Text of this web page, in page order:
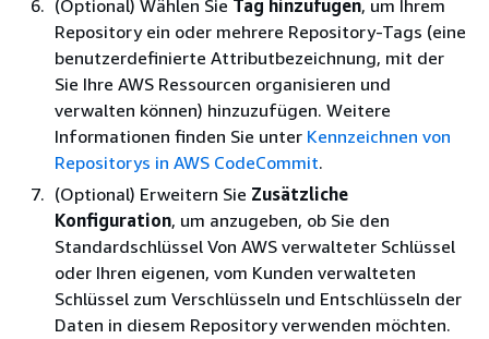
(Optional) Wählen Sie Tag hinzufügen, um Ihrem
Repository ein oder mehrere Repository-Tags (eine
benutzerdefinierte Attributbezeichnung, mit der
Sie Ihre AWS Ressourcen organisieren und
verwalten können) hinzuzufügen. Weitere
Informationen finden Sie unter Kennzeichnen von
Repositorys in AWS CodeCommit.
(Optional) Erweitern Sie Zusätzliche
Konfiguration, um anzugeben, ob Sie den
Standardschlüssel Von AWS verwalteter Schlüssel
oder Ihren eigenen, vom Kunden verwalteten
Schlüssel zum Verschlüsseln und Entschlüsseln der
Daten in diesem Repository verwenden möchten.